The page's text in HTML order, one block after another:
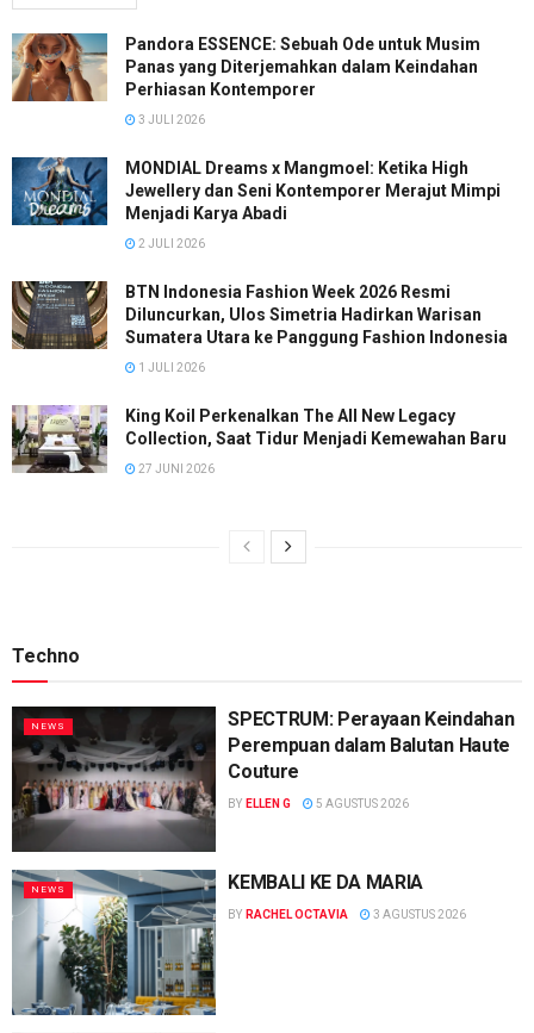
Pandora ESSENCE: Sebuah Ode untuk Musim
Panas yang Diterjemahkan dalam Keindahan
Perhiasan Kontemporer
3 JULI 2026
MONDIAL Dreams x Mangmoel: Ketika High
Jewellery dan Seni Kontemporer Merajut Mimpi
Menjadi Karya Abadi
2 JULI 2026
BTN Indonesia Fashion Week 2026 Resmi
Diluncurkan, Ulos Simetria Hadirkan Warisan
Sumatera Utara ke Panggung Fashion Indonesia
1 JULI 2026
King Koil Perkenalkan The All New Legacy
Collection, Saat Tidur Menjadi Kemewahan Baru
27 JUNI 2026
Techno
NEWS
SPECTRUM: Perayaan Keindahan
Perempuan dalam Balutan Haute
Couture
BY ELLEN G 5 AGUSTUS 2026
NEWS KEMBALI KE DA MARIA
BY RACHEL OCTAVIA 3 AGUSTUS 2026